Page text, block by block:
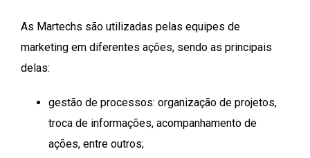
As Martechs são utilizadas pelas equipes de
marketing em diferentes ações, sendo as principais
delas:
gestão de processos: organização de projetos,
troca de informações, acompanhamento de
ações, entre outros;